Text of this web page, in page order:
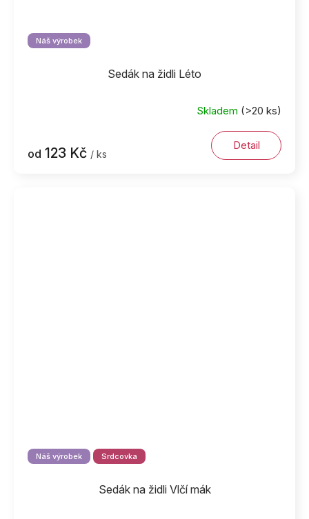
Náš výrobek
Sedák na židli Léto
Skladem (>20 ks)
od 123 Kč / ks
Detail
Náš výrobek Srdcovka
Sedák na židli Vlčí mák